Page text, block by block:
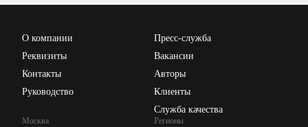
О компании
Реквизиты
Контакты
Руководство
Пресс-служба
Вакансии
Авторы
Клиенты
Служба качества
Москва Регионы